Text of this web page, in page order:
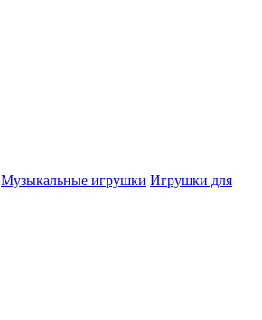
Музыкальные игрушки Игрушки для